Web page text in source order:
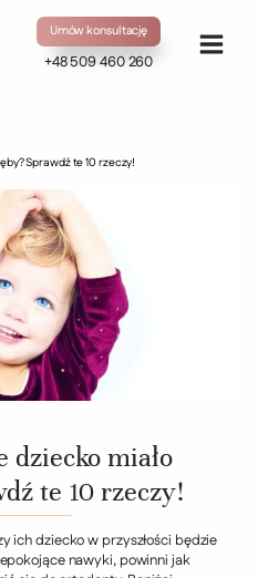
Umów konsultację
+48 509 460 260
Sprawdź te 10 rzeczy!
dziecko miało
te 10 rzeczy!
ich dziecko w przyszłości będzie
nawyki, powinni jak